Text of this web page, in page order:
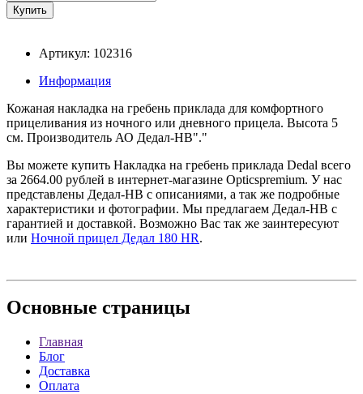
Артикул: 102316
Информация
Кожаная накладка на гребень приклада для комфортного
прицеливания из ночного или дневного прицела. Высота 5
см. Производитель АО Дедал-НВ"."
Вы можете купить Накладка на гребень приклада Dedal всего
за 2664.00 рублей в интернет-магазине Opticspremium. У нас
представлены Дедал-НВ с описаниями, а так же подробные
характеристики и фотографии. Мы предлагаем Дедал-НВ с
гарантией и доставкой. Возможно Вас так же заинтересуют
или Ночной прицел Дедал 180 HR.
Основные страницы
Главная
Блог
Доставка
Оплата